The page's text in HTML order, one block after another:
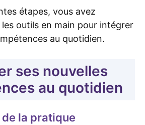
étapes, vous avez
outils en main pour intégrer
au quotidien.
ses nouvelles
au quotidien
de la pratique